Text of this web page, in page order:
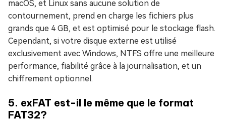
macOS, et Linux sans aucune solution de
contournement, prend en charge les fichiers plus
grands que 4 GB, et est optimisé pour le stockage flash.
Cependant, si votre disque externe est utilisé
exclusivement avec Windows, NTFS offre une meilleure
performance, fiabilité grâce à la journalisation, et un
chiffrement optionnel.
5. exFAT est-il le même que le format
FAT32?